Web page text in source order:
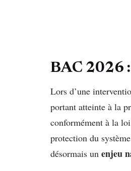
BAC 2026
Lors d’une
portant atteinte à la
conformément à la
protection du
désormais un enjeu